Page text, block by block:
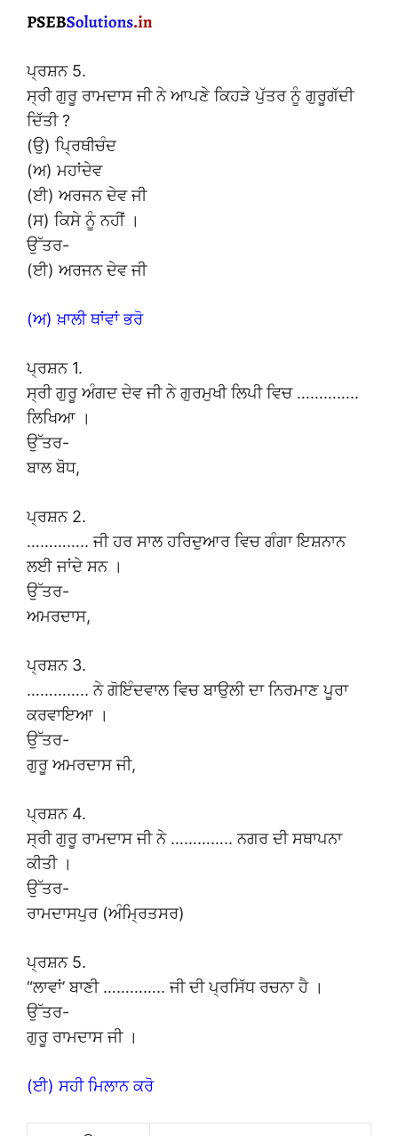
ਪ੍ਰਸ਼ਨ 5.
ਸ੍ਰੀ ਗੁਰੂ ਰਾਮਦਾਸ ਜੀ ਨੇ ਆਪਣੇ ਕਿਹੜੇ ਪੁੱਤਰ ਨੂੰ ਗੁਰੂਗੱਦੀ
ਦਿੱਤੀ ?
(ਉ) ਪ੍ਰਿਥੀਚੰਦ
(ਅ) ਮਹਾਂਦੇਵ
(ਈ) ਅਰਜਨ ਦੇਵ ਜੀ
(ਸ) ਕਿਸੇ ਨੂੰ ਨਹੀਂ ।
ਉੱਤਰ-
(ਈ) ਅਰਜਨ ਦੇਵ ਜੀ
(ਅ) ਖ਼ਾਲੀ ਥਾਂਵਾਂ ਭਰੋ
ਪ੍ਰਸ਼ਨ 1.
ਸ੍ਰੀ ਗੁਰੂ ਅੰਗਦ ਦੇਵ ਜੀ ਨੇ ਗੁਰਮੁਖੀ ਲਿਪੀ ਵਿਚ …………..
ਲਿਖਿਆ ।
ਉੱਤਰ-
ਬਾਲ ਬੋਧ,
ਪ੍ਰਸ਼ਨ 2.
………….. ਜੀ ਹਰ ਸਾਲ ਹਰਿਦੁਆਰ ਵਿਚ ਗੰਗਾ ਇਸ਼ਨਾਨ
ਲਈ ਜਾਂਦੇ ਸਨ ।
ਉੱਤਰ-
ਅਮਰਦਾਸ,
ਪ੍ਰਸ਼ਨ 3.
………….. ਨੇ ਗੋਇੰਦਵਾਲ ਵਿਚ ਬਾਉਲੀ ਦਾ ਨਿਰਮਾਣ ਪੂਰਾ
ਕਰਵਾਇਆ ।
ਉੱਤਰ-
ਗੁਰੂ ਅਮਰਦਾਸ ਜੀ,
ਪ੍ਰਸ਼ਨ 4.
ਸ੍ਰੀ ਗੁਰੂ ਰਾਮਦਾਸ ਜੀ ਨੇ ………….. ਨਗਰ ਦੀ ਸਥਾਪਨਾ
ਕੀਤੀ ।
ਉੱਤਰ-
ਰਾਮਦਾਸਪੁਰ (ਅੰਮ੍ਰਿਤਸਰ)
ਪ੍ਰਸ਼ਨ 5.
“ਲਾਵਾਂ’ ਬਾਣੀ ………….. ਜੀ ਦੀ ਪ੍ਰਸਿੱਧ ਰਚਨਾ ਹੈ ।
ਉੱਤਰ-
ਗੁਰੂ ਰਾਮਦਾਸ ਜੀ ।
(ਈ) ਸਹੀ ਮਿਲਾਨ ਕਰੋ